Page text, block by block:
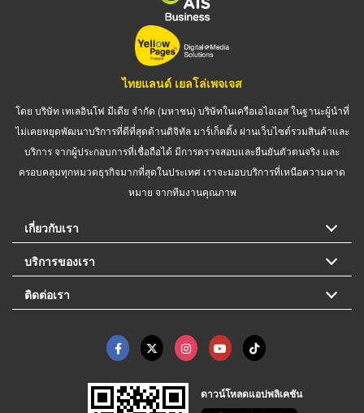
ไทยแลนด์ เยลโล่เพจเจส
โดย บริษัท เทเลอินโฟ มีเดีย จำกัด (มหาชน) บริษัทในเครือเอไอเอส ในฐานะผู้นำที่
ไม่เคยหยุดพัฒนาบริการที่ดีที่สุดด้านดิจิทัล มาร์เก็ตติ้ง ผ่านเว็บไซต์รวมสินค้าและ
บริการ จากผู้ประกอบการที่เชื่อถือได้ มีการตรวจสอบและยืนยันตัวตนจริง และ
ครอบคลุมทุกหมวดธุรกิจมากที่สุดในประเทศ เราจะมอบบริการที่เหนือความคาด
หมาย จากทีมงานคุณภาพ
เกี่ยวกับเรา
บริการของเรา
ติดต่อเรา
ดาวน์โหลดแอปพลิเคชัน